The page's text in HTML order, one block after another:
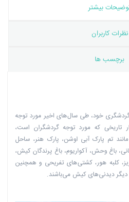
بیشتر
نظرات کاربران
برچسب ها
خود، طی سال‌های اخیر مورد توجه
تاریخی که مورد توجه گردشگران است،
تم پارک آبی اوشن، پارک هنر، ساحل
باغ وحش، آکواریوم، باغ پرندگان کیش،
کلبه هور، کشتی‌های تفریحی و همچنین
دیگر دیدنی‌های کیش می‌باشند.